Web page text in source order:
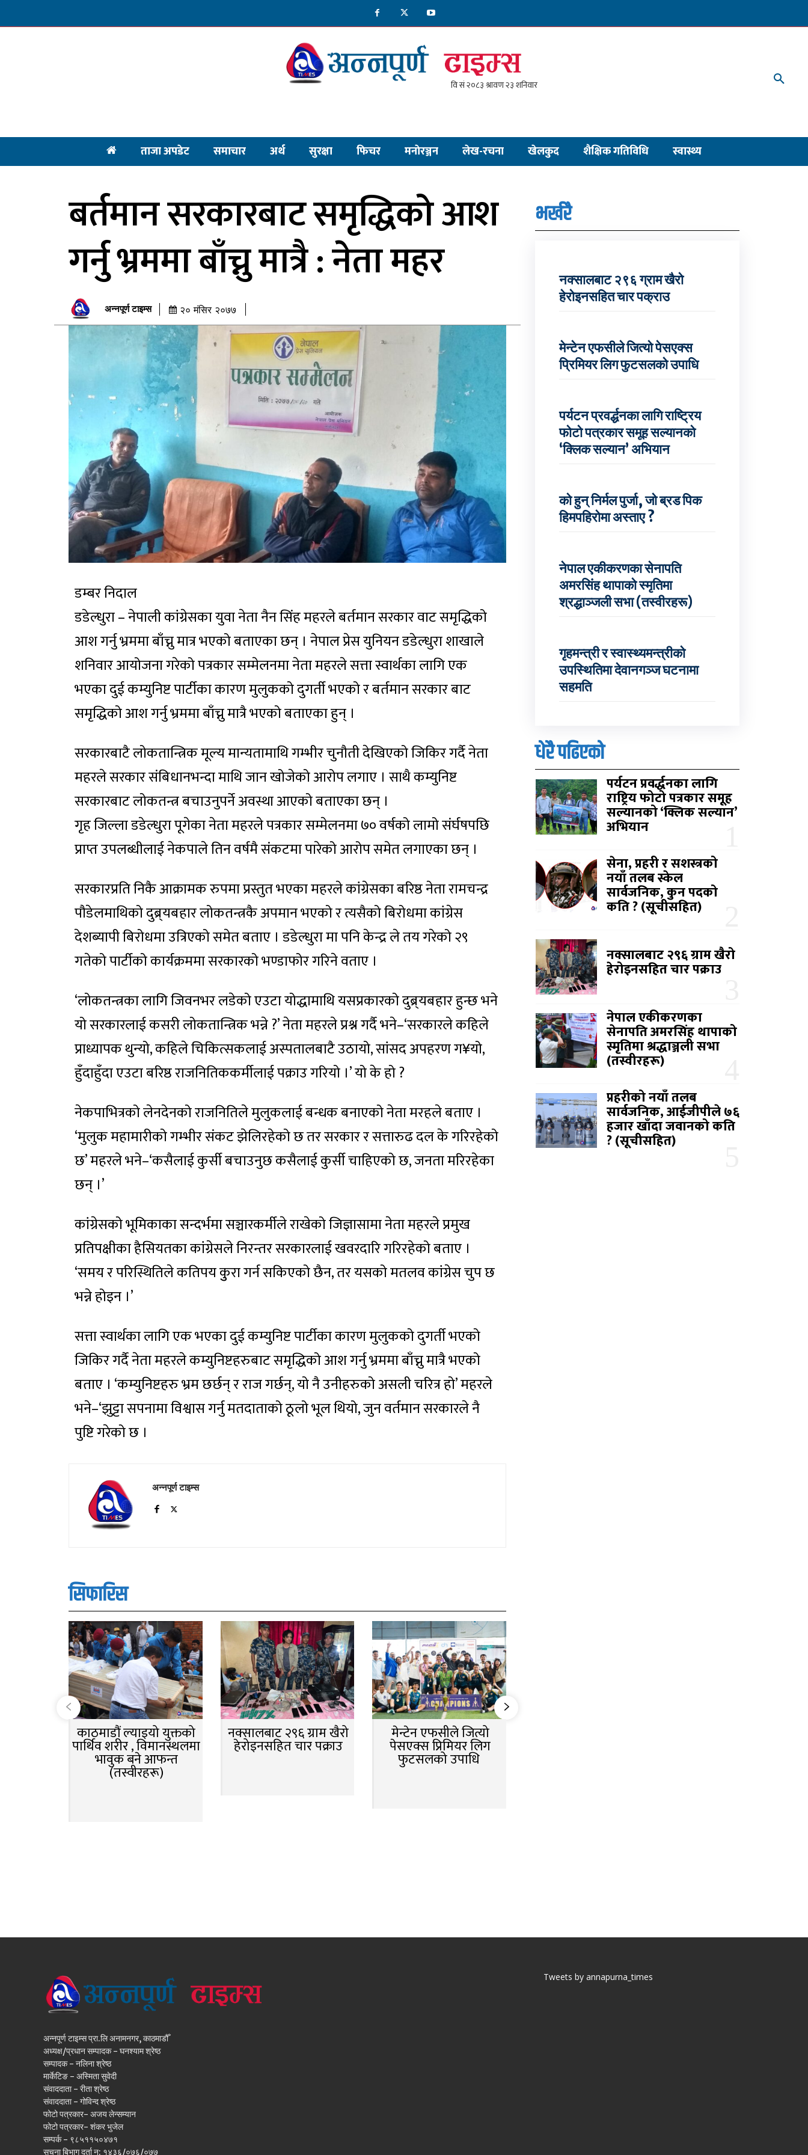
ताजा अपडेट समाचार अर्थ सुरक्षा फिचर मनाेरञ्जन लेख-रचना खेलकुद शैक्षिक गतिविधि स्वास्थ्य
बर्तमान सरकारबाट समृद्धिको आश
गर्नु भ्रममा बाँच्नु मात्रै : नेता महर
अन्नपूर्ण टाइम्स २० मंसिर २०७७
डम्बर निदाल
डडेल्धुरा – नेपाली कांग्रेसका युवा नेता नैन सिंह महरले बर्तमान सरकार वाट समृद्धिको
आश गर्नु भ्रममा बाँच्नु मात्र भएको बताएका छन् । नेपाल प्रेस युनियन डडेल्धुरा शाखाले
शनिवार आयोजना गरेको पत्रकार सम्मेलनमा नेता महरले सत्ता स्वार्थका लागि एक
भएका दुई कम्युनिष्ट पार्टीका कारण मुलुकको दुगर्ती भएको र बर्तमान सरकार बाट
समृद्धिको आश गर्नु भ्रममा बाँच्नु मात्रै भएको बताएका हुन् ।
सरकारबाटै लोकतान्त्रिक मूल्य मान्यतामाथि गम्भीर चुनौती देखिएको जिकिर गर्दै नेता
महरले सरकार संबिधानभन्दा माथि जान खोजेको आरोप लगाए । साथै कम्युनिष्ट
सरकारबाट लोकतन्त्र बचाउनुपर्ने अवस्था आएको बताएका छन् ।
गृह जिल्ला डडेल्धुरा पूगेका नेता महरले पत्रकार सम्मेलनमा ७० वर्षको लामो संर्घषपछि
प्राप्त उपलब्धीलाई नेकपाले तिन वर्षमै संकटमा पारेको आरोप समेत लगाएका छन् ।
सरकारप्रति निकै आक्रामक रुपमा प्रस्तुत भएका महरले कांग्रेसका बरिष्ठ नेता रामचन्द्र
पौडेलमाथिको दुब्र्यबहार लोकतन्त्रकै अपमान भएको र त्यसैको बिरोधमा कांग्रेस
देशब्यापी बिरोधमा उत्रिएको समेत बताए । डडेल्धुरा मा पनि केन्द्र ले तय गरेको २९
गतेको पार्टीको कार्यक्रममा सरकारको भण्डाफोर गरिने वताए ।
‘लोकतन्त्रका लागि जिवनभर लडेको एउटा योद्धामाथि यसप्रकारको दुब्र्यबहार हुन्छ भने
यो सरकारलाई कसरी लोकतान्त्रिक भन्ने ?’ नेता महरले प्रश्न गर्दै भने–‘सरकारले कहिले
प्राध्यापक थुन्यो, कहिले चिकित्सकलाई अस्पतालबाटै उठायो, सांसद अपहरण ग¥यो,
हुँदाहुँदा एउटा बरिष्ठ राजनितिककर्मीलाई पक्राउ गरियो ।’ यो के हो ?
नेकपाभित्रको लेनदेनको राजनितिले मुलुकलाई बन्धक बनाएको नेता मरहले बताए ।
‘मुलुक महामारीको गम्भीर संकट झेलिरहेको छ तर सरकार र सत्तारुढ दल के गरिरहेको
छ’ महरले भने–‘कसैलाई कुर्सी बचाउनुछ कसैलाई कुर्सी चाहिएको छ, जनता मरिरहेका
छन् ।’
कांग्रेसको भूमिकाका सन्दर्भमा सञ्चारकर्मीले राखेको जिज्ञासामा नेता महरले प्रमुख
प्रतिपक्षीका हैसियतका कांग्रेसले निरन्तर सरकारलाई खवरदारि गरिरहेको बताए ।
‘समय र परिस्थितिले कतिपय कुुरा गर्न सकिएको छैन, तर यसको मतलव कांग्रेस चुप छ
भन्ने होइन ।’
सत्ता स्वार्थका लागि एक भएका दुई कम्युनिष्ट पार्टीका कारण मुलुकको दुगर्ती भएको
जिकिर गर्दै नेता महरले कम्युनिष्टहरुबाट समृद्धिको आश गर्नु भ्रममा बाँच्नु मात्रै भएको
बताए । ‘कम्युनिष्टहरु भ्रम छर्छन् र राज गर्छन्, यो नै उनीहरुको असली चरित्र हो’ महरले
भने–‘झुट्टा सपनामा विश्वास गर्नु मतदाताको ठूलो भूल थियो, जुन वर्तमान सरकारले नै
पुष्टि गरेको छ ।
अन्नपूर्ण टाइम्स
सिफारिस
काठमाडौं ल्याइयो युक्तको
पार्थिव शरीर , विमानस्थलमा
भावुक बने आफन्त
(तस्वीरहरू)
नक्सालबाट २९६ ग्राम खैरो
हेरोइनसहित चार पक्राउ
मेन्टेन एफसीले जित्यो
पेसएक्स प्रिमियर लिग
फुटसलको उपाधि
भर्खरै
नक्सालबाट २९६ ग्राम खैरो
हेरोइनसहित चार पक्राउ
मेन्टेन एफसीले जित्यो पेसएक्स
प्रिमियर लिग फुटसलको उपाधि
पर्यटन प्रवर्द्धनका लागि राष्ट्रिय
फोटो पत्रकार समूह सल्यानको
‘क्लिक सल्यान’ अभियान
को हुन् निर्मल पुर्जा, जो ब्रड पिक
हिमपहिरोमा अस्ताए ?
नेपाल एकीकरणका सेनापति
अमरसिंह थापाको स्मृतिमा
श्रद्धाञ्जली सभा (तस्वीरहरू)
गृहमन्त्री र स्वास्थ्यमन्त्रीको
उपस्थितिमा देवानगञ्ज घटनामा
सहमति
धेरै पढिएको
पर्यटन प्रवर्द्धनका लागि
राष्ट्रिय फोटो पत्रकार समूह
सल्यानको ‘क्लिक सल्यान’
अभियान
सेना, प्रहरी र सशस्त्रको
नयाँ तलब स्केल
सार्वजनिक, कुन पदको
कति ? (सूचीसहित)
नक्सालबाट २९६ ग्राम खैरो
हेरोइनसहित चार पक्राउ
नेपाल एकीकरणका
सेनापति अमरसिंह थापाको
स्मृतिमा श्रद्धाञ्जली सभा
(तस्वीरहरू)
प्रहरीको नयाँ तलब
सार्वजनिक, आईजीपीले ७६
हजार खाँदा जवानको कति
? (सूचीसहित)
अन्नपूर्ण टाइम्स प्रा.लि अनामनगर, काठमाडौँ
अध्यक्ष/प्रधान सम्पादक - घनश्याम श्रेष्ठ
सम्पादक - नलिना श्रेष्ठ
मार्केटिङ - अस्मिता सुवेदी
संवाददाता - रीता श्रेष्ठ
संवाददाता - गोविन्द श्रेष्ठ
फोटो पत्रकार- अजय लेन्सम्यान
फोटो पत्रकार- शंकर भुजेल
सम्पर्क - ९८५११५०४७१
सूचना बिभाग दर्ता न: १४३६/०७६/०७७
Tweets by annapurna_times